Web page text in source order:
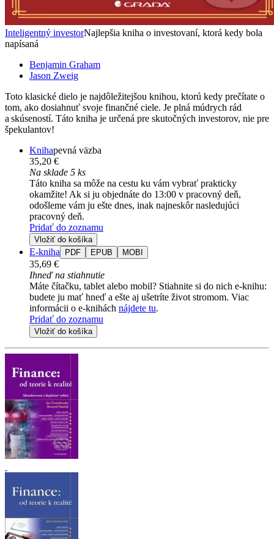
Inteligentný investorNajlepšia kniha o investovaní, ktorá kedy bola
napísaná
Benjamin Graham
Jason Zweig
Toto klasické dielo je najdôležitejšou knihou, ktorú kedy prečítate o
tom, ako dosiahnuť svoje finančné ciele. Je plná múdrych rád
a skúseností. Táto kniha je určená pre skutočných investorov, nie pre
špekulantov!
Knihapevná väzba
35,20 €
Na sklade 5 ks
Táto kniha sa môže na cestu ku vám vybrať prakticky
okamžite! Ak si ju objednáte do 13:00 v pracovný deň,
odošleme vám ju ešte dnes, inak najneskôr nasledujúci
pracovný deň.
Pridať do zoznamu
Vložiť do košíka
E-kniha PDF EPUB MOBI
35,69 €
Ihneď na stiahnutie
Máte čítačku, tablet alebo mobil? Stiahnite si do nich e-knihu:
budete ju mať hneď a ešte aj ušetríte život stromom. Viac
informácii o e-knihách nájdete tu.
Pridať do zoznamu
Vložiť do košíka